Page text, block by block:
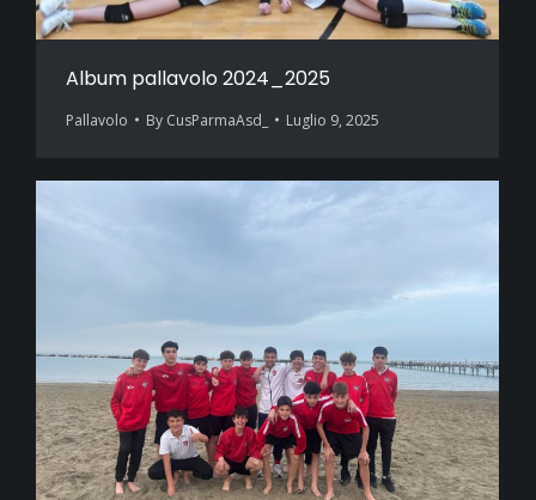
Album pallavolo 2024_2025
Pallavolo By CusParmaAsd_ Luglio 9, 2025